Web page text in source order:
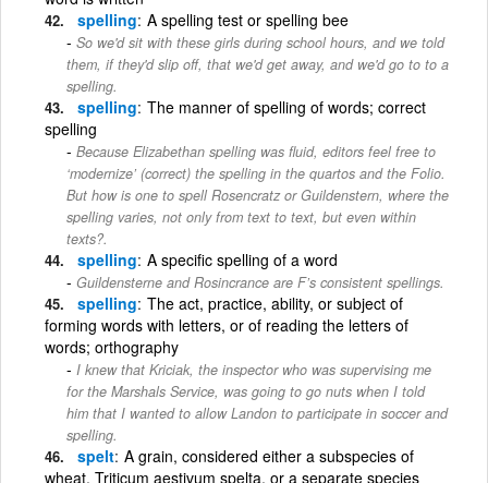
spelling A spelling test or spelling bee
So we'd sit with these girls during school hours, and we told
them, if they'd slip off, that we'd get away, and we'd go to to a
spelling.
spelling The manner of spelling of words; correct
spelling
Because Elizabethan spelling was fluid, editors feel free to
‘modernize’ (correct) the spelling in the quartos and the Folio.
But how is one to spell Rosencratz or Guildenstern, where the
spelling varies, not only from text to text, but even within
texts?.
spelling A specific spelling of a word
Guildensterne and Rosincrance are F’s consistent spellings.
spelling The act, practice, ability, or subject of
forming words with letters, or of reading the letters of
words; orthography
I knew that Kriciak, the inspector who was supervising me
for the Marshals Service, was going to go nuts when I told
him that I wanted to allow Landon to participate in soccer and
spelling.
spelt A grain, considered either a subspecies of
wheat, Triticum aestivum spelta, or a separate species